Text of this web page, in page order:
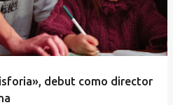
debut como director